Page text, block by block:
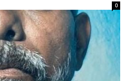
0